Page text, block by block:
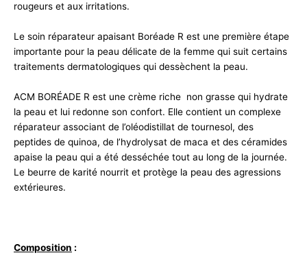
rougeurs et aux irritations.
Le soin réparateur apaisant Boréade R est une première étape
importante pour la peau délicate de la femme qui suit certains
traitements dermatologiques qui dessèchent la peau.
ACM BORÉADE R est une crème riche non grasse qui hydrate
la peau et lui redonne son confort. Elle contient un complexe
réparateur associant de l’oléodistillat de tournesol, des
peptides de quinoa, de l’hydrolysat de maca et des céramides
apaise la peau qui a été desséchée tout au long de la journée.
Le beurre de karité nourrit et protège la peau des agressions
extérieures.
Composition :